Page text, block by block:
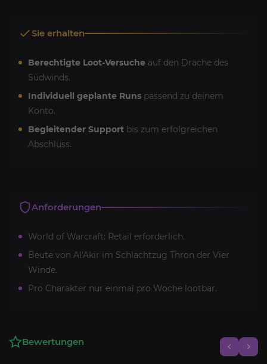
Sie erhalten
Berechtigte Loot-Versuche auf den Drache des
Südwinds.
Individuell geplante Runs passend zu deinem
Konto.
Begleitender Support bis zum erfolgreichen
Abschluss.
Anforderungen
World of Warcraft: Retail erforderlich.
Beute von Al'Akir im Schlachtzug Thron der Vier
Winde.
Pro Charakter nur einmal pro Woche lootbar.
Bewertungen